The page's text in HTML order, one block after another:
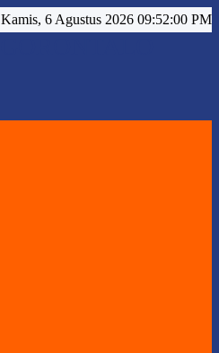
Kamis, 6 Agustus 2026 09:52:03 PM